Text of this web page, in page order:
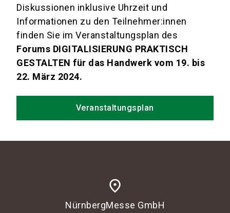
Diskussionen inklusive Uhrzeit und
Informationen zu den Teilnehmer:innen
finden Sie im Veranstaltungsplan des
Forums DIGITALISIERUNG PRAKTISCH
GESTALTEN für das Handwerk vom 19. bis
22. März 2024.
Veranstaltungsplan
place
NürnbergMesse GmbH